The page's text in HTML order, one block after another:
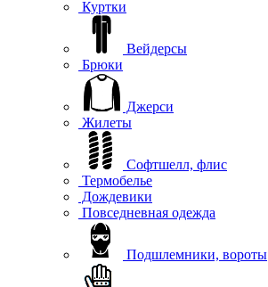
Куртки
Вейдерсы
Брюки
Джерси
Жилеты
Софтшелл, флис
Термобелье
Дождевики
Повседневная одежда
Подшлемники, вороты